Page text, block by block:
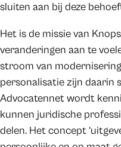
sluiten aan bij deze
Het is de missie van
veranderingen aan te
stroom van
personalisatie zijn daarin
Advocatennet wordt
kunnen juridische
delen. Het concept